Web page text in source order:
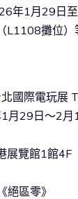
年1月29日
L1108攤位）
國際電玩展
月29日～2
展覽館1館4F
區零》